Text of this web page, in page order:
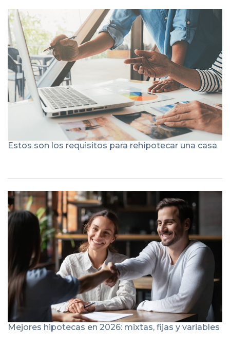
Estos son los requisitos para rehipotecar una casa
Mejores hipotecas en 2026: mixtas, fijas y variables